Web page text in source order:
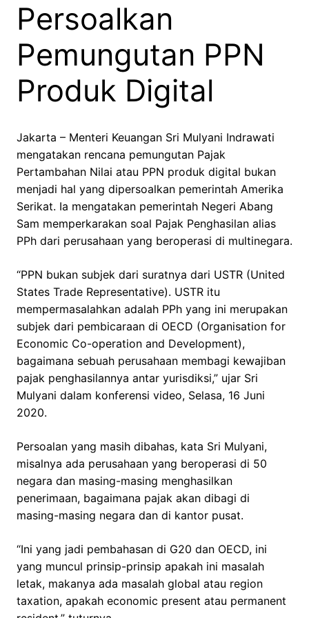
Persoalkan
Pemungutan PPN
Produk Digital
Jakarta – Menteri Keuangan Sri Mulyani Indrawati
mengatakan rencana pemungutan Pajak
Pertambahan Nilai atau PPN produk digital bukan
menjadi hal yang dipersoalkan pemerintah Amerika
Serikat. Ia mengatakan pemerintah Negeri Abang
Sam memperkarakan soal Pajak Penghasilan alias
PPh dari perusahaan yang beroperasi di multinegara.
“PPN bukan subjek dari suratnya dari USTR (United
States Trade Representative). USTR itu
mempermasalahkan adalah PPh yang ini merupakan
subjek dari pembicaraan di OECD (Organisation for
Economic Co-operation and Development),
bagaimana sebuah perusahaan membagi kewajiban
pajak penghasilannya antar yurisdiksi,” ujar Sri
Mulyani dalam konferensi video, Selasa, 16 Juni
2020.
Persoalan yang masih dibahas, kata Sri Mulyani,
misalnya ada perusahaan yang beroperasi di 50
negara dan masing-masing menghasilkan
penerimaan, bagaimana pajak akan dibagi di
masing-masing negara dan di kantor pusat.
“Ini yang jadi pembahasan di G20 dan OECD, ini
yang muncul prinsip-prinsip apakah ini masalah
letak, makanya ada masalah global atau region
taxation, apakah economic present atau permanent